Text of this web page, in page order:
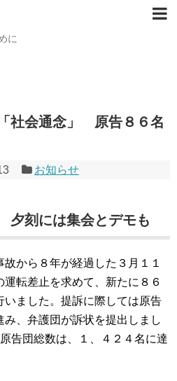
に
社会通念」 原告８６名
お知らせ
刻には集会とデモも
から８年が経過した３月１１
転差止を求めて、新たに８６
ました。提訴に際しては原告
み、弁護団が訴状を提出しまし
告団総数は、１、４２４名に達